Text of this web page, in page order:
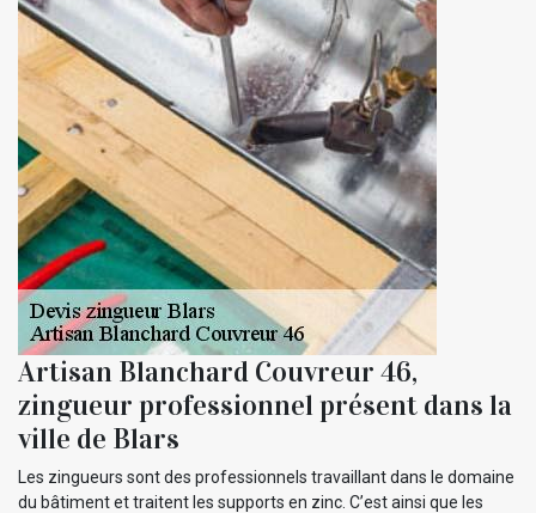
Artisan Blanchard Couvreur 46,
zingueur professionnel présent dans la
ville de Blars
Les zingueurs sont des professionnels travaillant dans le domaine
du bâtiment et traitent les supports en zinc. C’est ainsi que les